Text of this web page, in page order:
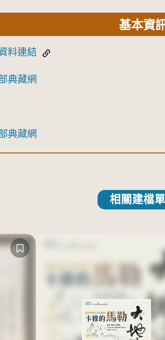
基本資
料連結
典藏網
典藏網
相關建檔